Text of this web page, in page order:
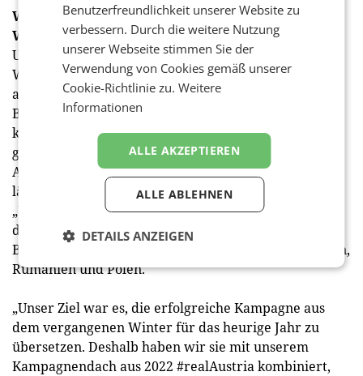
Winter-Aktivitäten der Österreich Werbung: Echte
Winterliebe erleben
Um das deutlich erkennbare Potenzial für
Winterurlaub in den relevanten Märkten zu
aktivieren, unterstützt die Österreich Werbung die
Branche mit zielgerichteter Kommunikation. Für den
kommenden Winter hat die Österreich Werbung,
gemeinsam mit 58 Partnern aus ganz Österreich,
Aktivitäten in 11 Märkten lanciert. Eine Kampagne
läuft seit September 2022 unter dem Namen
„Winterliebe – Jetzt in echt erleben“ in Deutschland,
der Schweiz, Großbritannien, den Niederlanden,
Belgien, Dänemark, Tschechien, der Slowakei, Ungarn,
Rumänien und Polen.
„Unser Ziel war es, die erfolgreiche Kampagne aus
dem vergangenen Winter für das heurige Jahr zu
übersetzen. Deshalb haben wir sie mit unserem
Kampagnendach aus 2022 #realAustria kombiniert,
Benutzerfreundlichkeit unserer Website zu
verbessern. Durch die weitere Nutzung
unserer Webseite stimmen Sie der
Verwendung von Cookies gemäß unserer
Cookie-Richtlinie zu.Weitere
Informationen
ALLE AKZEPTIEREN
ALLE ABLEHNEN
DETAILS ANZEIGEN